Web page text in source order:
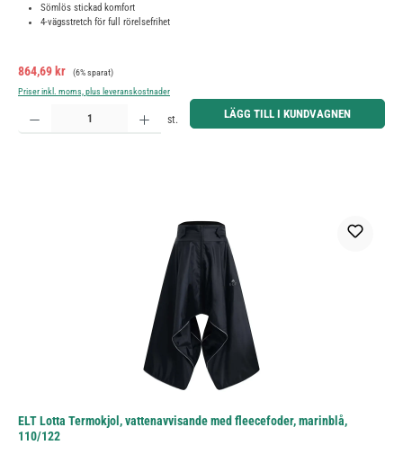
Sömlös stickad komfort
4-vägsstretch för full rörelsefrihet
Försäljningspris:
864,69 kr Ordinarie pris:
(6% sparat)
Priser inkl. moms, plus leveranskostnader
Produktkvantitet: Ange önskat belopp eller använd knapparna för att öka eller minska kvantiteten.
st. LÄGG TILL I KUNDVAGNEN
ELT Lotta Termokjol, vattenavvisande med fleecefoder, marinblå,
110/122